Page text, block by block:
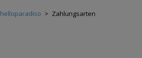
helloparadiso > Zahlungsarten